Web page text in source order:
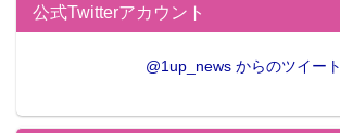
公式Twitterアカウント
@1up_news からのツイート